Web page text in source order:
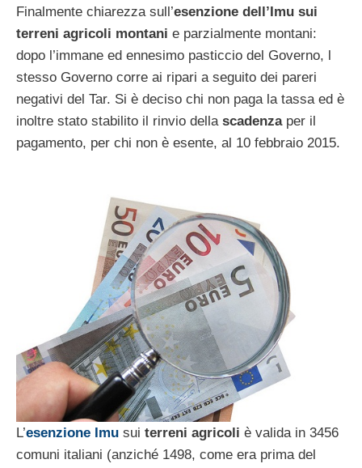
Finalmente chiarezza sull’esenzione dell’Imu sui
terreni agricoli montani e parzialmente montani:
dopo l’immane ed ennesimo pasticcio del Governo, l
stesso Governo corre ai ripari a seguito dei pareri
negativi del Tar. Si è deciso chi non paga la tassa ed è
inoltre stato stabilito il rinvio della scadenzaper il
pagamento, per chi non è esente, al 10 febbraio 2015.
L’esenzione Imu sui terreni agricoli è valida in 3456
comuni italiani (anziché 1498, come era prima del